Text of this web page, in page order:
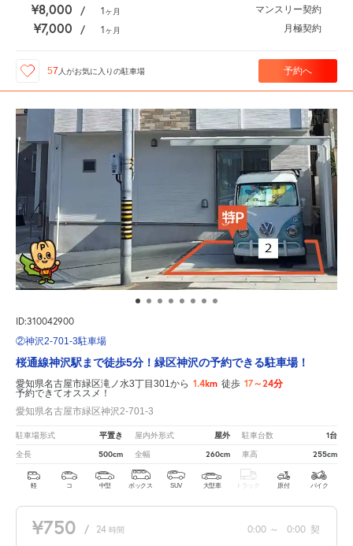
¥8,000 / 1ヶ月 マンスリー契約
¥7,000 / 1ヶ月 月極契約
57 人がお気に入りの駐車場 予約へ
ID:310042900
②神沢2-701-3駐車場
桜通線神沢駅まで徒歩5分！緑区神沢の予約できる駐車場！
愛知県名古屋市緑区滝ノ水3丁目301から 1.4km 徒歩 17～24分
予約できてオススメ！
愛知県名古屋市緑区神沢2-701-3
駐車場形式 平置き 屋内外形式 屋外 駐車台数 1台
全長 500cm 全幅 260cm 車高 255cm
軽 コ 中型 ボックス SUV 大型車 トラック 原付 バイク
¥750 / 24 時間 0:00 ～ 0:00 契